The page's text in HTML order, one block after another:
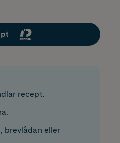
recept.
brevlådan eller